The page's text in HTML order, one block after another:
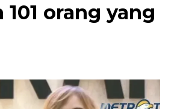
orang yang